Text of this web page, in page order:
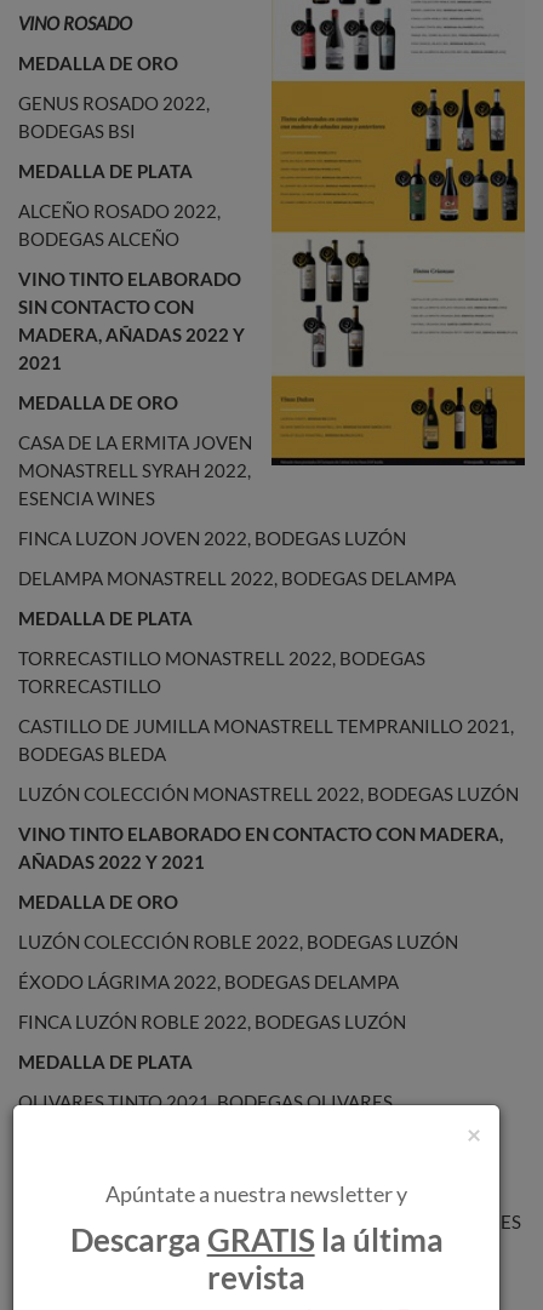
VINO ROSADO
MEDALLA DE ORO
GENUS ROSADO 2022,
BODEGAS BSI
MEDALLA DE PLATA
ALCEÑO ROSADO 2022,
BODEGAS ALCEÑO
VINO TINTO ELABORADO
SIN CONTACTO CON
MADERA, AÑADAS 2022 Y
2021
MEDALLA DE ORO
CASA DE LA ERMITA JOVEN
MONASTRELL SYRAH 2022,
ESENCIA WINES
FINCA LUZON JOVEN 2022, BODEGAS LUZÓN
DELAMPA MONASTRELL 2022, BODEGAS DELAMPA
MEDALLA DE PLATA
TORRECASTILLO MONASTRELL 2022, BODEGAS
TORRECASTILLO
CASTILLO DE JUMILLA MONASTRELL TEMPRANILLO 2021,
BODEGAS BLEDA
LUZÓN COLECCIÓN MONASTRELL 2022, BODEGAS LUZÓN
VINO TINTO ELABORADO EN CONTACTO CON MADERA,
AÑADAS 2022 Y 2021
MEDALLA DE ORO
LUZÓN COLECCIÓN ROBLE 2022, BODEGAS LUZÓN
ÉXODO LÁGRIMA 2022, BODEGAS DELAMPA
FINCA LUZÓN ROBLE 2022, BODEGAS LUZÓN
MEDALLA DE PLATA
OLIVARES TINTO 2021, BODEGAS OLIVARES
PARAJE DEL CERRO BLANCO 2021, FINCA MONASTASIA
PINO DONCEL BLACK 2021, BODEGAS BLEDA
CASA DE LA ERMITA SELECCIÓN REY 2021, ESENCIA WINES
VINO TINTO ELABORADO EN CONTACTO CON MADERA
AÑADAS 2020 Y ANTERIORES
×
Apúntate a nuestra newsletter y
DescargaGRATIS la última
revista